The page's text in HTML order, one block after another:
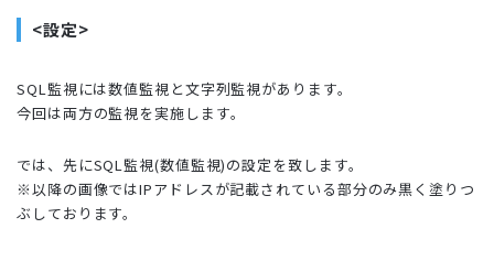
<設定>
SQL監視には数値監視と文字列監視があります。
今回は両方の監視を実施します。
では、先にSQL監視(数値監視)の設定を致します。
※以降の画像ではIPアドレスが記載されている部分のみ黒く塗りつ
ぶしております。